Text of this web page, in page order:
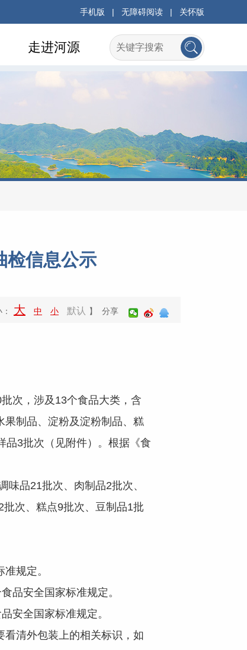
手机版 | 无障碍阅读 | 关怀版
走进河源
检信息公示
大 中 小 默认 】 分享
次，涉及13个食品大类，含
果制品、淀粉及淀粉制品、糕
品3批次（见附件）。根据《食
品21批次、肉制品2批次、
次、糕点9批次、豆制品1批
规定。
品安全国家标准规定。
安全国家标准规定。
清外包装上的相关标识，如